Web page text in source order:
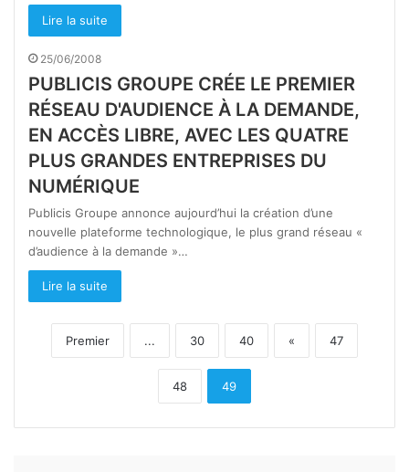
Lire la suite
25/06/2008
PUBLICIS GROUPE CRÉE LE PREMIER
RÉSEAU D'AUDIENCE À LA DEMANDE,
EN ACCÈS LIBRE, AVEC LES QUATRE
PLUS GRANDES ENTREPRISES DU
NUMÉRIQUE
Publicis Groupe annonce aujourd’hui la création d’une
nouvelle plateforme technologique, le plus grand réseau «
d’audience à la demande »…
Lire la suite
Premier ... 30 40 « 47
48 49